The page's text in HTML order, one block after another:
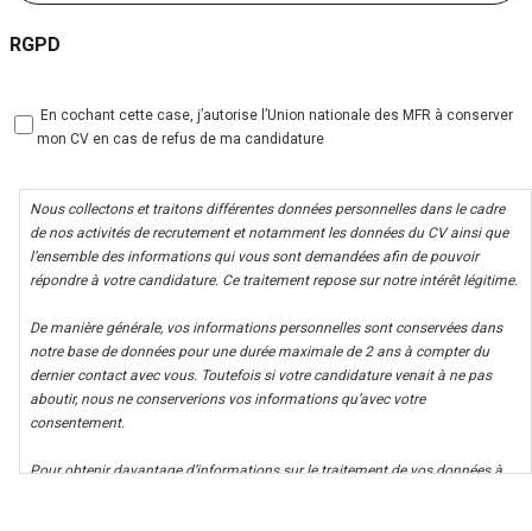
RGPD
 En cochant cette case, j’autorise l’Union nationale des MFR à conserver
mon CV en cas de refus de ma candidature
Nous collectons et traitons différentes données personnelles dans le cadre
de nos activités de recrutement et notamment les données du CV ainsi que
l’ensemble des informations qui vous sont demandées afin de pouvoir
répondre à votre candidature. Ce traitement repose sur notre intérêt légitime.
De manière générale, vos informations personnelles sont conservées dans
notre base de données pour une durée maximale de 2 ans à compter du
dernier contact avec vous. Toutefois si votre candidature venait à ne pas
aboutir, nous ne conserverions vos informations qu’avec votre
consentement.
Pour obtenir davantage d’informations sur le traitement de vos données à